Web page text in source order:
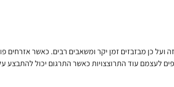
ועל כן מבזבזים זמן יקר ומשאבים רבים. כאשר אזרחים
לעצמם עוד התרוצצויות כאשר התרגום יכול להתבצע